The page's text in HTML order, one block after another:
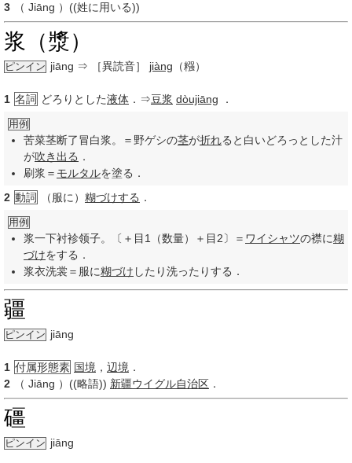
3
（ Jiāng ）((姓に用いる))
浆（漿）
ピンイン jiāng ⇒ ［異読音］ jiàng （糨）
1 名詞 どろりとした液体 ．⇒豆浆 dòujiāng ．
用例
苦菜茎断了冒白浆。＝野ゲシの茎が折れると白いどろっとした汁
が吹き出る ．
刷浆＝ モルタルを塗る．
2 動詞 （服に） 糊づけする ．
用例
浆一下衬袗领子。〔＋目1（数量）＋目2〕＝ ワイシャツの襟に糊
づけをする．
浆衣洗裳＝服に糊づけ したり洗ったりする．
疆
ピンイン jiāng
1 付属形態素 国境 ， 辺境 ．
2
（ Jiāng ）((略語)) 新疆ウイグル自治区 ．
礓
ピンイン jiāng